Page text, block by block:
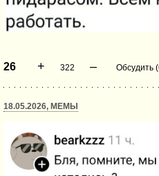
26 + 322 – Обсудить
18.05.2026, МЕМЫ